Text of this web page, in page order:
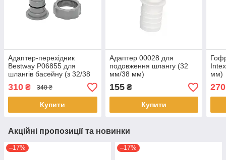
Адаптер-перехідник
Bestway P06855 для
шлангів басейну (з 32/38
мм на 38 мм)
310 ₴ 340 ₴
Купити
Адаптер 00028 для
подовження шлангу (32
мм/38 мм)
155₴
Купити
мм)
270
Акційні пропозиції та новинки
–17% –17%